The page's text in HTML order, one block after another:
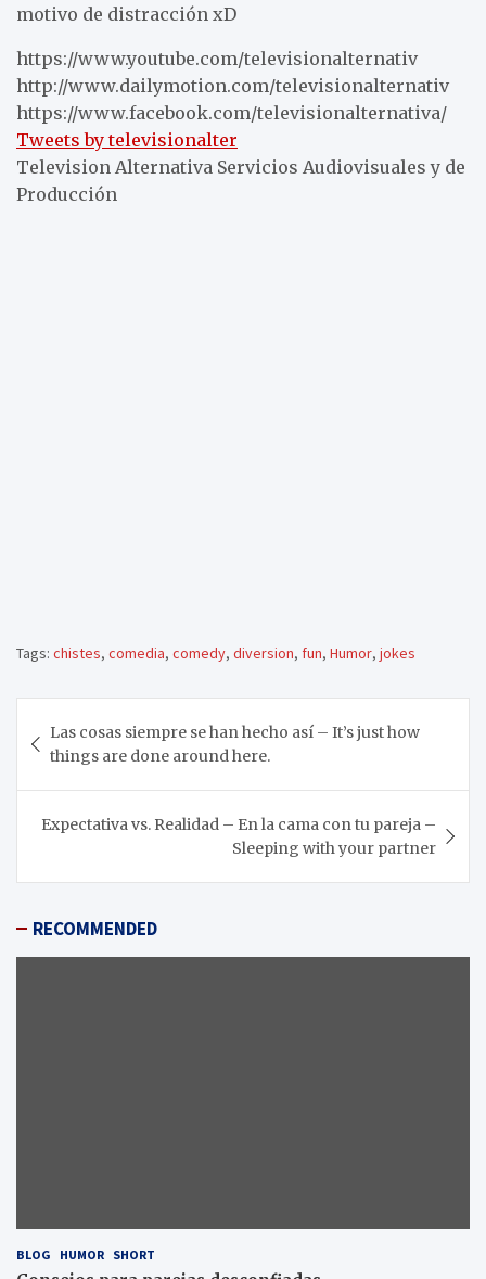
motivo de distracción xD
https://www.youtube.com/televisionalternativ
http://www.dailymotion.com/televisionalternativ
https://www.facebook.com/televisionalternativa/
Tweets by televisionalter
Television Alternativa Servicios Audiovisuales y de
Producción
Tags: chistes, comedia, comedy, diversion, fun, Humor, jokes
de
entradas
Las cosas siempre se han hecho así – It’s just how
things are done around here.
Expectativa vs. Realidad – En la cama con tu pareja –
Sleeping with your partner
RECOMMENDED
BLOG HUMOR SHORT